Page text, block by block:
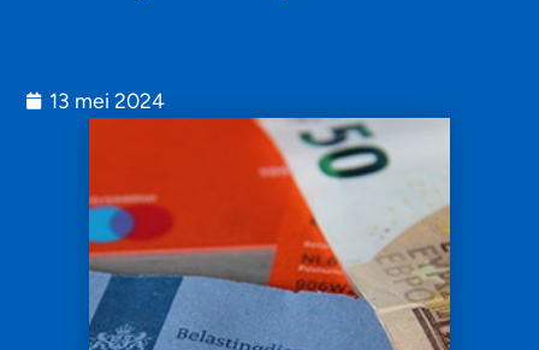
13 mei 2024